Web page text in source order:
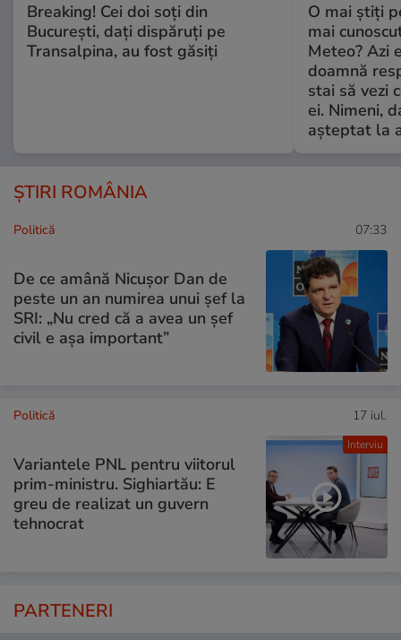
Breaking! Cei doi soți din
București, dați dispăruți pe
Transalpina, au fost găsiți
O mai știți
mai
Meteo? Azi
doamnă
stai să vezi
ei. Nimeni,
așteptat la
ȘTIRI ROMÂNIA
Politică 07:33
De ce amână Nicușor Dan de
peste un an numirea unui șef la
SRI: „Nu cred că a avea un şef
civil e așa important”
Interviu
Politică 17 iul.
Variantele PNL pentru viitorul
prim-ministru. Sighiartău: E
greu de realizat un guvern
tehnocrat
PARTENERI